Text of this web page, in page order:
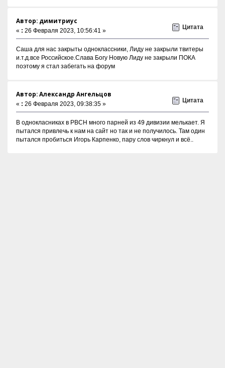
Автор: димитриус
« : 26 Февраля 2023, 10:56:41 »
Цитата
Саша для нас закрыты одноклассники, Лиду не закрыли твитеры
и.т.д.все Российское.Слава Богу Новую Лиду не закрыли ПОКА
поэтому я стал забегать на форум
Автор: Александр Ангельцов
« : 26 Февраля 2023, 09:38:35 »
Цитата
В однокласниках в РВСН много парней из 49 дивизии мелькает. Я
пытался привлечь к нам на сайт но так и не получилось. Там один
пытался пробиться Игорь Карпенко, пару слов чиркнул и всё..